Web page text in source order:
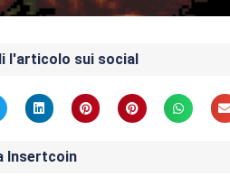
l'articolo sui social
Insertcoin